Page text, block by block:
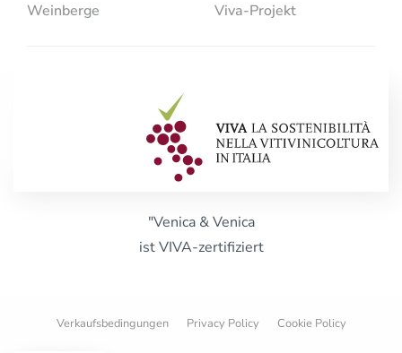
Weinberge
Viva-Projekt
"Venica & Venica
ist VIVA-zertifiziert
Verkaufsbedingungen Privacy Policy Cookie Policy